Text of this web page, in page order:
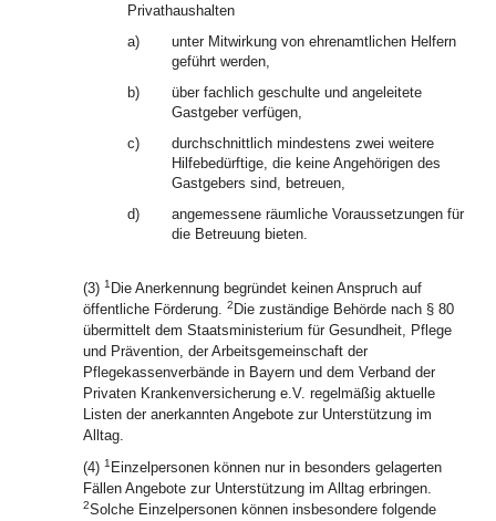
Privathaushalten
a)
unter Mitwirkung von ehrenamtlichen Helfern
geführt werden,
b)
über fachlich geschulte und angeleitete
Gastgeber verfügen,
c)
durchschnittlich mindestens zwei weitere
Hilfebedürftige, die keine Angehörigen des
Gastgebers sind, betreuen,
d)
angemessene räumliche Voraussetzungen für
die Betreuung bieten.
(3) 1 Die Anerkennung begründet keinen Anspruch auf
öffentliche Förderung. 2 Die zuständige Behörde nach § 80
übermittelt dem Staatsministerium für Gesundheit, Pflege
und Prävention, der Arbeitsgemeinschaft der
Pflegekassenverbände in Bayern und dem Verband der
Privaten Krankenversicherung e.V. regelmäßig aktuelle
Listen der anerkannten Angebote zur Unterstützung im
Alltag.
(4) 1 Einzelpersonen können nur in besonders gelagerten
Fällen Angebote zur Unterstützung im Alltag erbringen.
2Solche Einzelpersonen können insbesondere folgende